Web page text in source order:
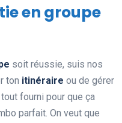
en groupe
soit réussie, suis nos
ton itinéraire ou de gérer
fourni pour que ça
parfait. On veut que